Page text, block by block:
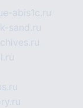
e-abis1c.ru
sand.ru